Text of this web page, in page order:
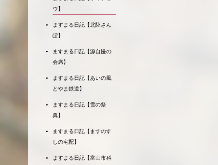
ウ】
ますまる日記【北陸さん
ぽ】
ますまる日記【源自慢の
会席】
ますまる日記【あいの風
とやま鉄道】
ますまる日記【雪の祭
典】
ますまる日記【ますのす
しの宅配】
ますまる日記【富山市科